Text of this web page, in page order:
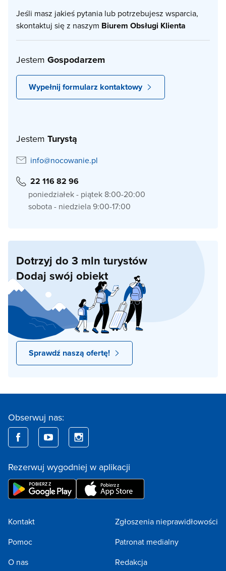
Jeśli masz jakieś pytania lub potrzebujesz wsparcia,
skontaktuj się z naszym Biurem Obsługi Klienta
Jestem Gospodarzem
Wypełnij formularz kontaktowy
Jestem Turystą
info@nocowanie.pl
22 116 82 96
poniedziałek - piątek 8:00-20:00
sobota - niedziela 9:00-17:00
Dotrzyj do 3 mln turystów
Dodaj swój obiekt
Sprawdź naszą ofertę!
Obserwuj nas:
Rezerwuj wygodniej w aplikacji
Kontakt
Pomoc
O nas
Zgłoszenia nieprawidłowości
Patronat medialny
Redakcja